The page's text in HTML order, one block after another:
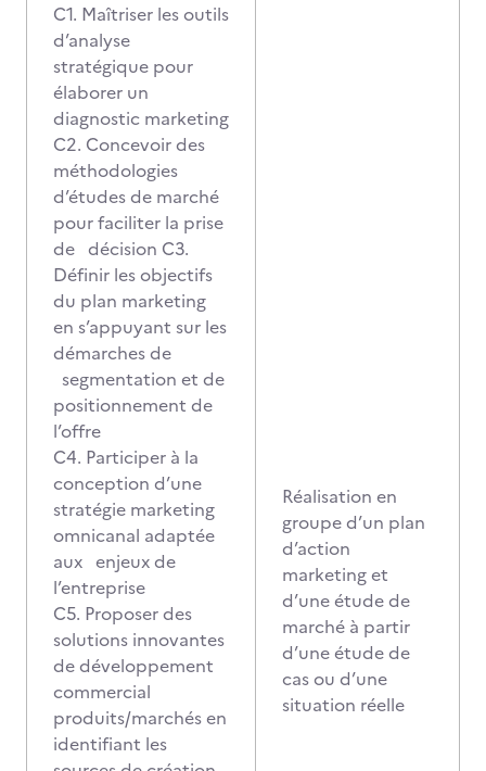
C1. Maîtriser les outils
d’analyse
stratégique pour
élaborer un
diagnostic marketing
C2. Concevoir des
méthodologies
d’études de marché
pour faciliter la prise
de décision C3.
Définir les objectifs
du plan marketing
en s’appuyant sur les
démarches de
segmentation et de
positionnement de
l’offre
C4. Participer à la
conception d’une
stratégie marketing
omnicanal adaptée
aux enjeux de
l’entreprise
C5. Proposer des
solutions innovantes
de développement
commercial
produits/marchés en
identifiant les
Réalisation en
groupe d’un plan
d’action
marketing et
d’une étude de
marché à partir
d’une étude de
cas ou d’une
situation réelle